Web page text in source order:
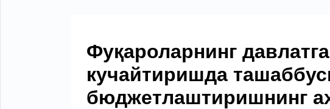
Фуқароларнинг
кучайтиришда
бюджетлаштиришнинг